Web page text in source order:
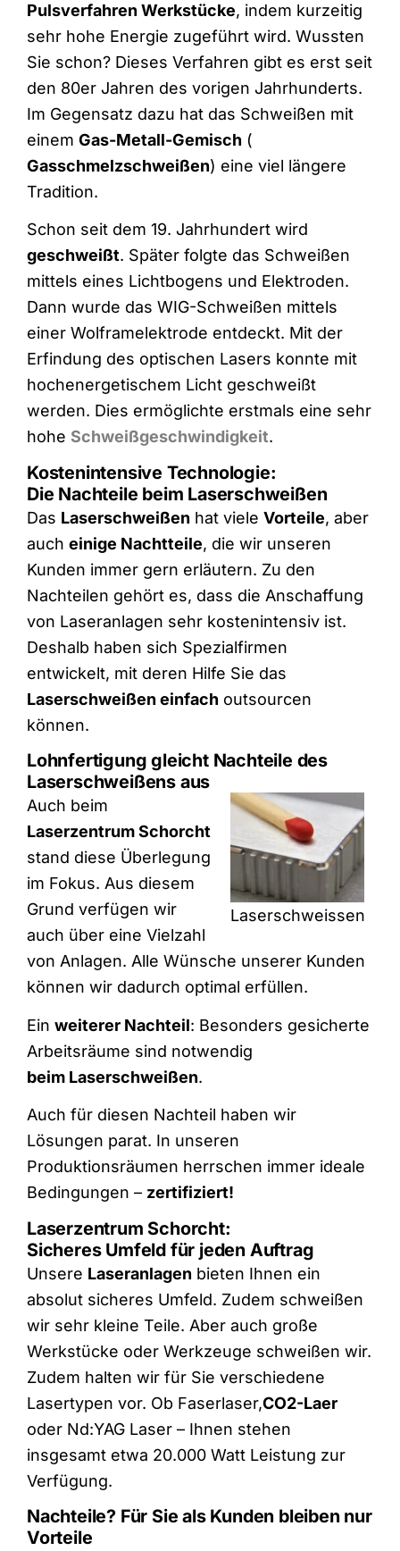
Pulsverfahren Werkstücke, indem kurzeitig
sehr hohe Energie zugeführt wird. Wussten
Sie schon? Dieses Verfahren gibt es erst seit
den 80er Jahren des vorigen Jahrhunderts.
Im Gegensatz dazu hat das Schweißen mit
einem Gas-Metall-Gemisch (
Gasschmelzschweißen) eine viel längere
Tradition.
Schon seit dem 19. Jahrhundert wird
geschweißt. Später folgte das Schweißen
mittels eines Lichtbogens und Elektroden.
Dann wurde das WIG-Schweißen mittels
einer Wolframelektrode entdeckt. Mit der
Erfindung des optischen Lasers konnte mit
hochenergetischem Licht geschweißt
werden. Dies ermöglichte erstmals eine sehr
hohe Schweißgeschwindigkeit.
Kostenintensive Technologie:
Die Nachteile beim Laserschweißen
Das Laserschweißen hat viele Vorteile, aber
auch einige Nachtteile, die wir unseren
Kunden immer gern erläutern. Zu den
Nachteilen gehört es, dass die Anschaffung
von Laseranlagen sehr kostenintensiv ist.
Deshalb haben sich Spezialfirmen
entwickelt, mit deren Hilfe Sie das
Laserschweißen einfach outsourcen
können.
Lohnfertigung gleicht Nachteile des
Laserschweißens aus
Laserschweissen
Auch beim
Laserzentrum Schorcht
stand diese Überlegung
im Fokus. Aus diesem
Grund verfügen wir
auch über eine Vielzahl
von Anlagen. Alle Wünsche unserer Kunden
können wir dadurch optimal erfüllen.
Ein weiterer Nachteil: Besonders gesicherte
Arbeitsräume sind notwendig
beim Laserschweißen.
Auch für diesen Nachteil haben wir
Lösungen parat. In unseren
Produktionsräumen herrschen immer ideale
Bedingungen – zertifiziert!
Laserzentrum Schorcht:
Sicheres Umfeld für jeden Auftrag
Unsere Laseranlagen bieten Ihnen ein
absolut sicheres Umfeld. Zudem schweißen
wir sehr kleine Teile. Aber auch große
Werkstücke oder Werkzeuge schweißen wir.
Zudem halten wir für Sie verschiedene
Lasertypen vor. Ob Faserlaser,CO2-Laer
oder Nd:YAG Laser – Ihnen stehen
insgesamt etwa 20.000 Watt Leistung zur
Verfügung.
Nachteile? Für Sie als Kunden bleiben nur
Vorteile